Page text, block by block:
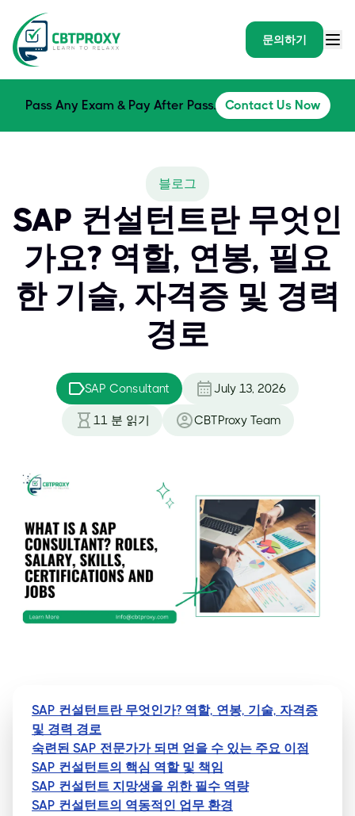
문의하기
Pass Any Exam & Pay After Pass. Contact Us Now
블로그
SAP 컨설턴트란 무엇인
가요? 역할, 연봉, 필요
한 기술, 자격증 및 경력
경로
SAP Consultant July 13, 2026
11 분 읽기 CBTProxy Team
SAP 컨설턴트란 무엇인가? 역할, 연봉, 기술, 자격증
및 경력 경로
숙련된 SAP 전문가가 되면 얻을 수 있는 주요 이점
SAP 컨설턴트의 핵심 역할 및 책임
SAP 컨설턴트 지망생을 위한 필수 역량
SAP 컨설턴트의 역동적인 업무 환경